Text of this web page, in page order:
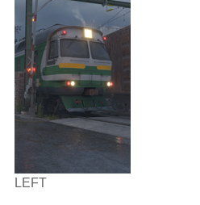
LEFT